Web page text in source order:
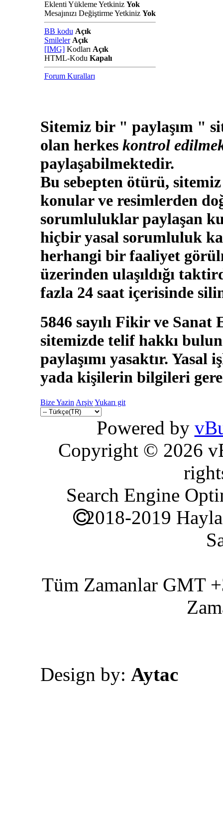
Eklenti Yükleme Yetkiniz Yok
Mesajınızı Değiştirme Yetkiniz Yok
BB kodu Açık
Smileler Açık
[IMG]Kodları Açık
HTML-Kodu Kapalı
Forum Kuralları
Sitemiz bir " paylaşım "
olan herkeskontrol
paylaşabilmektedir.
Bu sebepten ötürü,
konular ve resimlerden
sorumluluklar paylaşan
hiçbir yasal sorumluluk
herhangi bir faaliyet
üzerinden ulaşıldığı
fazla 24 saat içerisinde
5846 sayılı Fikir ve
sitemizde telif hakkı
paylaşımı yasaktır. Yasal
yada kişilerin bilgileri
Bize Yazin ArşivYukarı git
Powered by
Copyright © 2026
Search Engine
2018-2019
Tüm Zamanlar GMT
Design by: Aytac